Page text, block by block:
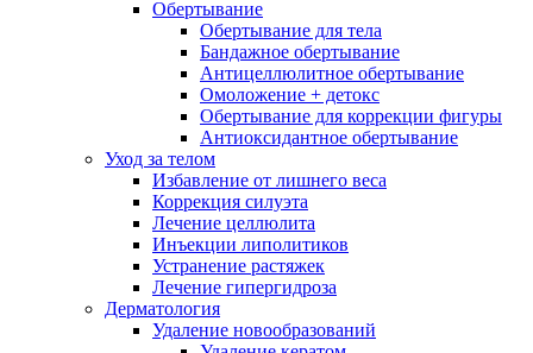
Обертывание
Обертывание для тела
Бандажное обертывание
Антицеллюлитное обертывание
Омоложение + детокс
Обертывание для коррекции фигуры
Антиоксидантное обертывание
Уход за телом
Избавление от лишнего веса
Коррекция силуэта
Лечение целлюлита
Инъекции липолитиков
Устранение растяжек
Лечение гипергидроза
Дерматология
Удаление новообразований